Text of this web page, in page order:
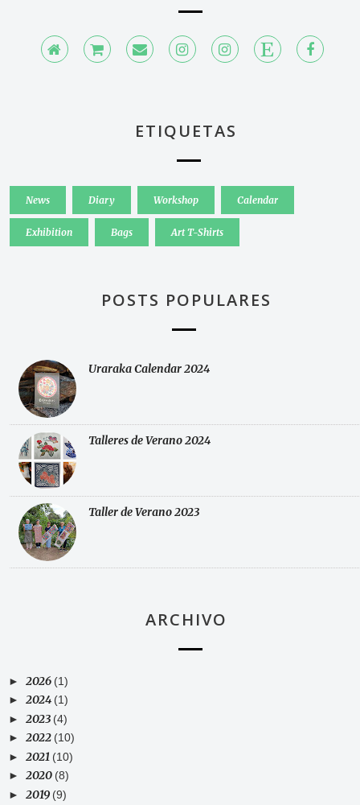
ETIQUETAS
News Diary Workshop Calendar
Exhibition Bags Art T-Shirts
POSTS POPULARES
Uraraka Calendar 2024
Talleres de Verano 2024
Taller de Verano 2023
ARCHIVO
► 2026 (1)
► 2024 (1)
► 2023 (4)
► 2022 (10)
► 2021 (10)
► 2020 (8)
► 2019 (9)